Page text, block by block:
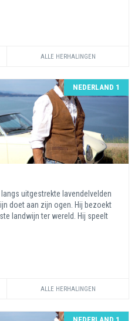
ALLE HERHALINGEN
NEDERLAND 1
uitgestrekte lavendelvelden
doet aan zijn ogen. Hij bezoekt
landwijn ter wereld. Hij speelt
ALLE HERHALINGEN